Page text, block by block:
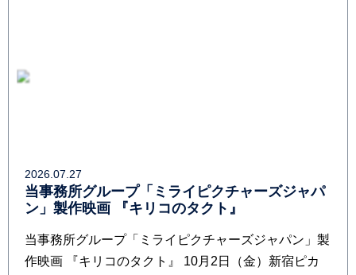
2026.07.27
当事務所グループ「ミライピクチャーズジャパ
ン」製作映画 『キリコのタクト』
当事務所グループ「ミライピクチャーズジャパン」製
作映画 『キリコのタクト』 10月2日（金）新宿ピカ